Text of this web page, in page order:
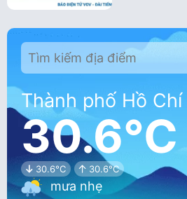
Thành phố Hồ
30.6°C
30.6°C 30.6°C
mưa nhẹ